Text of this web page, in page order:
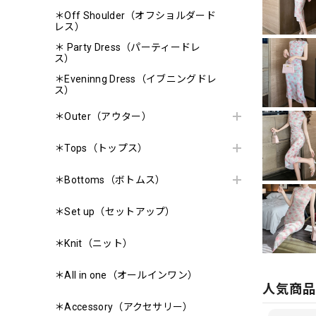
＊Off Shoulder（オフショルダード
レス）
＊ Party Dress（パーティードレ
ス）
＊Eveninng Dress（イブニングドレ
ス）
＊Outer（アウター）
＊Tops（トップス）
＊Bottoms（ボトムス）
＊Set up（セットアップ）
＊Knit（ニット）
＊All in one（オールインワン）
＊Accessory（アクセサリー）
人気商品